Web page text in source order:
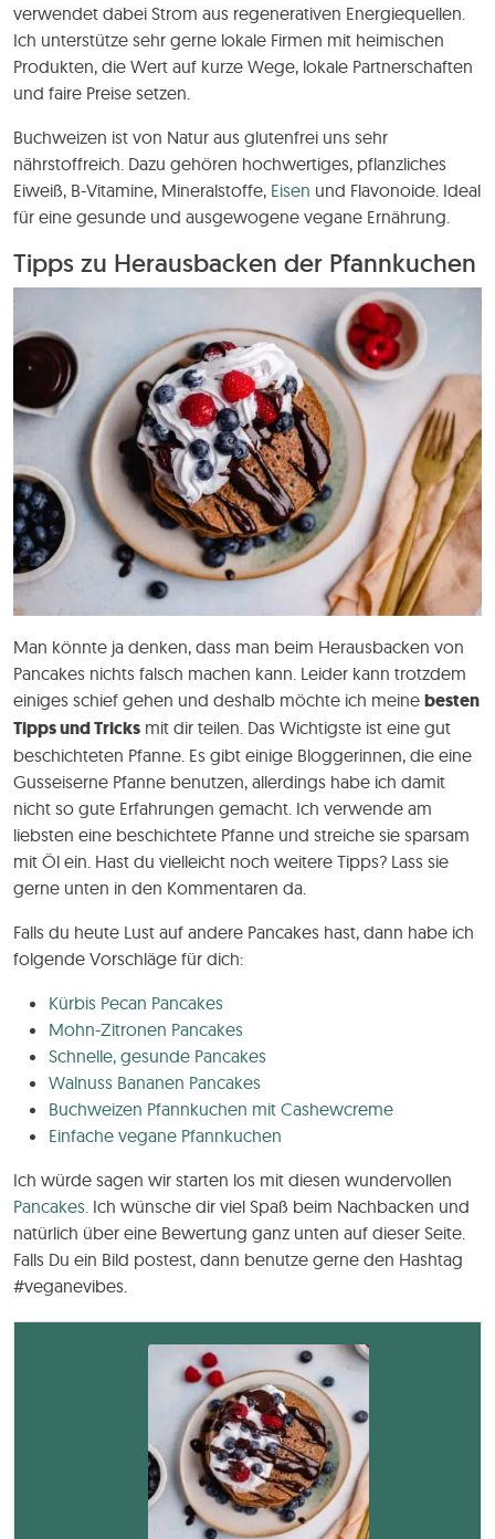
verwendet dabei Strom aus regenerativen Energiequellen.
Ich unterstütze sehr gerne lokale Firmen mit heimischen
Produkten, die Wert auf kurze Wege, lokale Partnerschaften
und faire Preise setzen.
Buchweizen ist von Natur aus glutenfrei uns sehr
nährstoffreich. Dazu gehören hochwertiges, pflanzliches
Eiweiß, B-Vitamine, Mineralstoffe, Eisen und Flavonoide. Ideal
für eine gesunde und ausgewogene vegane Ernährung.
Tipps zu Herausbacken der Pfannkuchen
Man könnte ja denken, dass man beim Herausbacken von
Pancakes nichts falsch machen kann. Leider kann trotzdem
einiges schief gehen und deshalb möchte ich meine besten
Tipps und Tricks mit dir teilen. Das Wichtigste ist eine gut
beschichteten Pfanne. Es gibt einige Bloggerinnen, die eine
Gusseiserne Pfanne benutzen, allerdings habe ich damit
nicht so gute Erfahrungen gemacht. Ich verwende am
liebsten eine beschichtete Pfanne und streiche sie sparsam
mit Öl ein. Hast du vielleicht noch weitere Tipps? Lass sie
gerne unten in den Kommentaren da.
Falls du heute Lust auf andere Pancakes hast, dann habe ich
folgende Vorschläge für dich:
Kürbis Pecan Pancakes
Mohn-Zitronen Pancakes
Schnelle, gesunde Pancakes
Walnuss Bananen Pancakes
Buchweizen Pfannkuchen mit Cashewcreme
Einfache vegane Pfannkuchen
Ich würde sagen wir starten los mit diesen wundervollen
Pancakes. Ich wünsche dir viel Spaß beim Nachbacken und
natürlich über eine Bewertung ganz unten auf dieser Seite.
Falls Du ein Bild postest, dann benutze gerne den Hashtag
#veganevibes.